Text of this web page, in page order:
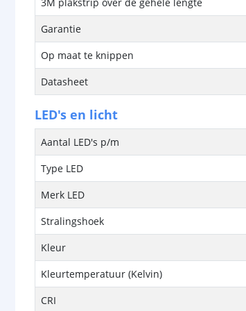
Garantie
Op maat te knippen
Datasheet
LED's en licht
Aantal LED's p/m
Type LED
Merk LED
Stralingshoek
Kleur
Kleurtemperatuur (Kelvin)
CRI